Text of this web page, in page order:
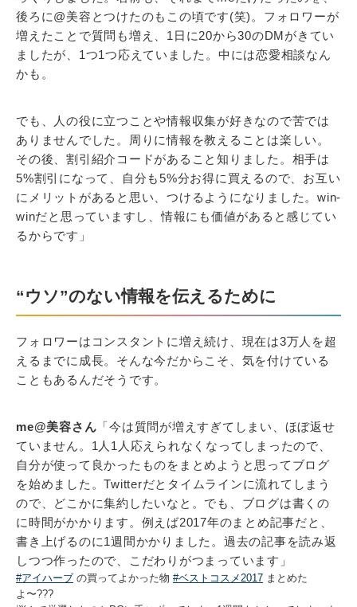
後ろに@美容とつけたのもこの頃です(笑)。フォロワーが
増えたことで質問も増え、1日に20から30のDMがきてい
ましたが、1つ1つ応えていました。中には恋愛相談なん
かも。
でも、人の役に立つことや情報収集が好きなので苦では
ありませんでした。周りに情報を教えることは楽しい。
その後、割引紹介コードがあること知りました。相手は
5%割引になって、自分も5%分お得に買えるので、お互い
にメリットがあると思い、つけるようになりました。win-
winだと思っていますし、情報にも価値があると感じてい
るからです」
“ウソ”のない情報を伝えるために
フォロワーはコンスタントに増え続け、現在は3万人を超
えるまでに成長。そんな今だからこそ、気を付けている
こともあるんだそうです。
me@美容さん 「今は質問が増えすぎてしまい、ほぼ返せ
ていません。1人1人応えられなくなってしまったので、
自分が使って良かったものをまとめようと思ってブログ
を始めました。Twitterだとタイムラインに流れてしまう
ので、どこかに集約したいなと。でも、ブログは書くの
に時間がかかります。例えば2017年のまとめ記事だと、
書き上げるのに1週間かかりました。過去の記事を読み返
しつつ作ったので、こだわりがつまっています」
#アイハーブ の買ってよかった物 #ベストコスメ2017 まとめた
よ〜???